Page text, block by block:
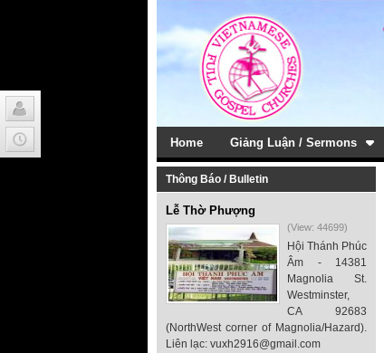
Home Giảng Luận / Sermons
Thông Báo / Bulletin
Lễ Thờ Phượng
(View: 44699)
Hội Thánh Phúc
Âm - 14381
Magnolia St.
Westminster,
CA 92683
(NorthWest corner of Magnolia/Hazard).
Liên lạc: vuxh2916@gmail.com